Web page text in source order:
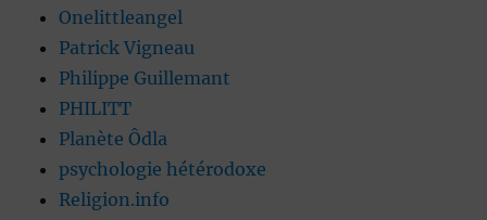
Onelittleangel
Patrick Vigneau
Philippe Guillemant
PHILITT
Planète Ôdla
psychologie hétérodoxe
Religion.info